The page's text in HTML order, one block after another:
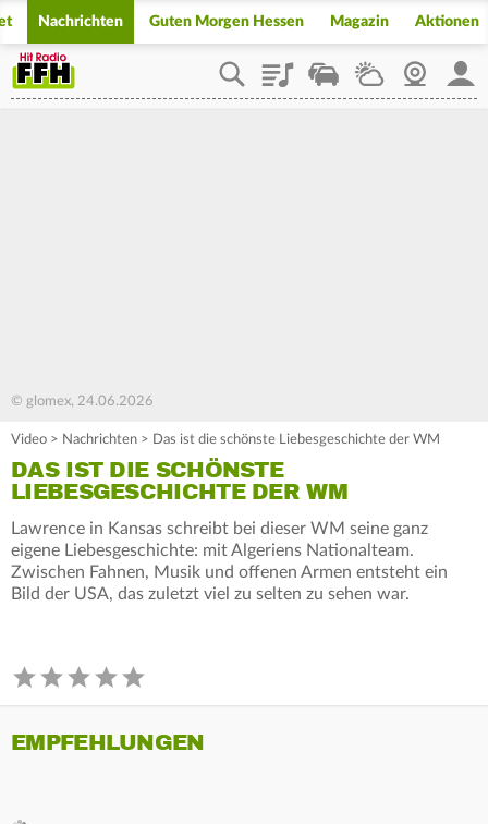
Nachrichten Guten Morgen Hessen Magazin Aktionen
PlaylistStaupilotWetterWebcam
© glomex, 24.06.2026
Video > Nachrichten > Das ist die schönste Liebesgeschichte der WM
DAS IST DIE SCHÖNSTE
LIEBESGESCHICHTE DER WM
Lawrence in Kansas schreibt bei dieser WM seine ganz
eigene Liebesgeschichte: mit Algeriens Nationalteam.
Zwischen Fahnen, Musik und offenen Armen entsteht ein
Bild der USA, das zuletzt viel zu selten zu sehen war.
EMPFEHLUNGEN